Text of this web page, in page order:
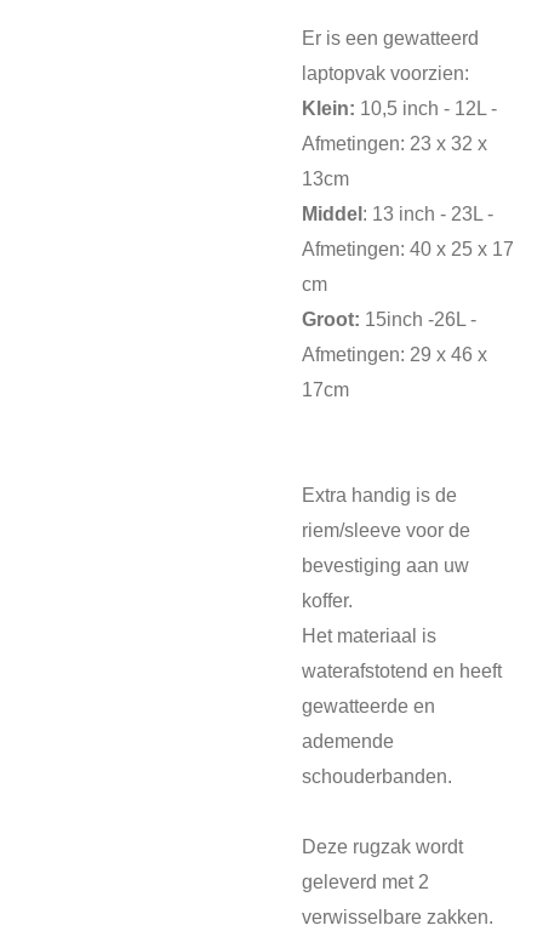
Er is een gewatteerd
laptopvak voorzien:
Klein: 10,5 inch - 12L -
Afmetingen: 23 x 32 x
13cm
Middel: 13 inch - 23L -
Afmetingen: 40 x 25 x 17
cm
Groot: 15inch -26L -
Afmetingen: 29 x 46 x
17cm
Extra handig is de
riem/sleeve voor de
bevestiging aan uw
koffer.
Het materiaal is
waterafstotend en heeft
gewatteerde en
ademende
schouderbanden.
Deze rugzak wordt
geleverd met 2
verwisselbare zakken.